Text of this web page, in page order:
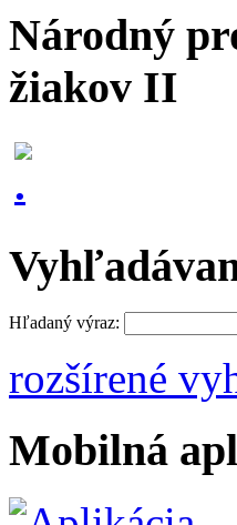
Národný
žiakov II
Hľadaný výraz:
rozšírené
Mobilná